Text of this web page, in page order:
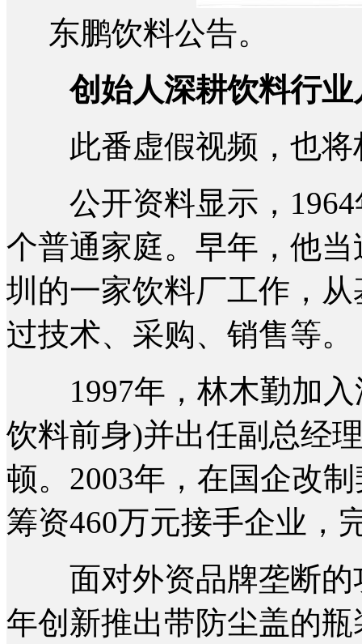
东鹏饮料公告。
创始人深耕饮料行业
此番虚假视频，也将
公开资料显示，1964
个普通家庭。早年，他
圳的一家饮料厂工作，
过技术、采购、销售等。
1997年，林木勤加入
饮料前身)并出任副总经
顿。2003年，在国企改
筹资460万元接手企业，
面对外资品牌垄断的
年创新推出带防尘盖的